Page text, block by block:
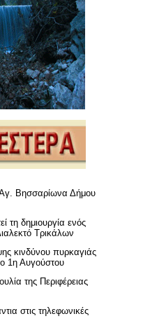
Αγ. Βησσαρίωνα Δήμου
τη δημιουργία ενός
Τρικάλων
κινδύνου πυρκαγιάς
1η Αυγούστου
της Περιφέρειας
στις τηλεφωνικές